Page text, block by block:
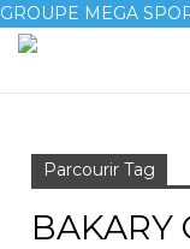
GROUPE MEGA
2023/pl/P
Parcourir Tag
BAKARY